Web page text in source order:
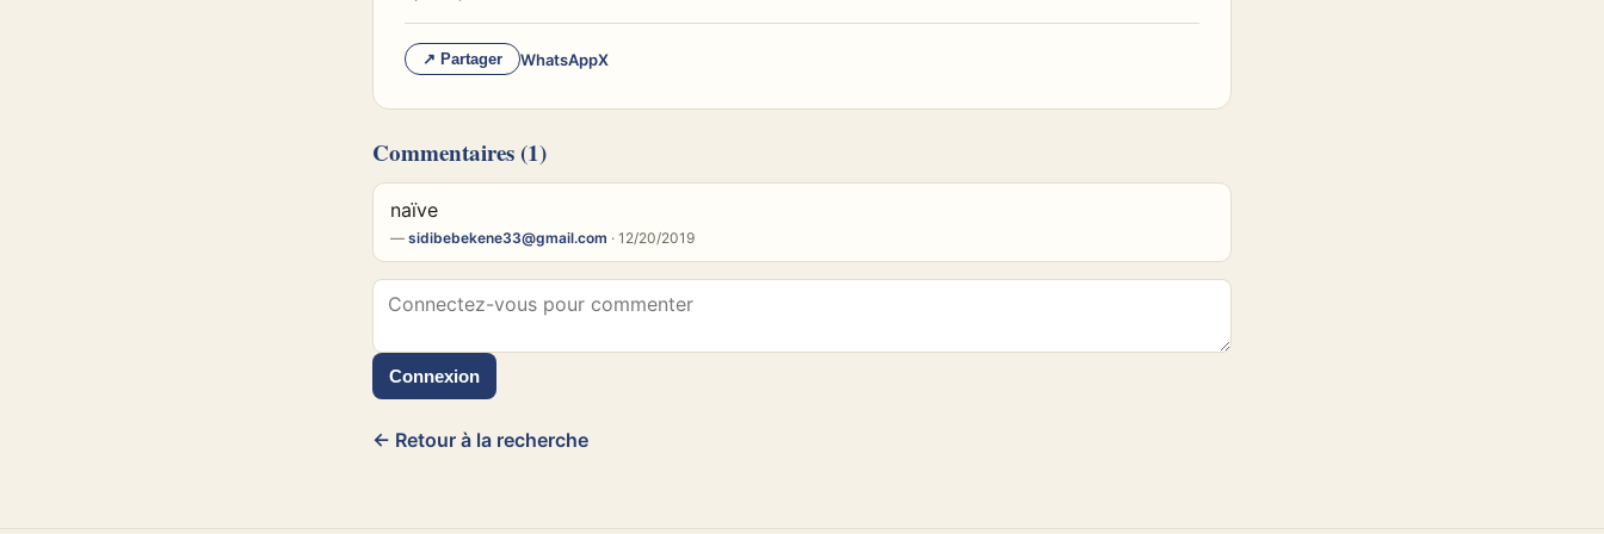
↗ Partager WhatsAppX
Commentaires (1)
naïve
— sidibebekene33@gmail.com · 12/20/2019
Connexion
← Retour à la recherche